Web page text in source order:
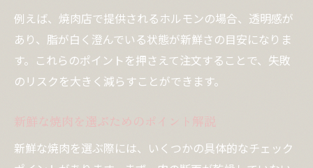
例えば、焼肉店で提供されるホルモンの場合、透明感が
あり、脂が白く澄んでいる状態が新鮮さの目安になりま
す。これらのポイントを押さえて注文することで、失敗
のリスクを大きく減らすことができます。
新鮮な焼肉を選ぶためのポイント解説
新鮮な焼肉を選ぶ際には、いくつかの具体的なチェック